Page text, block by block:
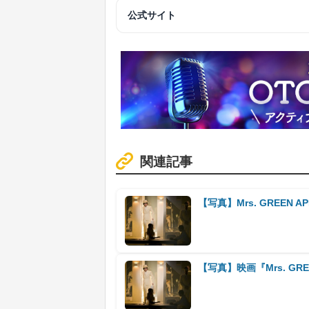
公式サイト
関連記事
【写真】Mrs. GREEN
【写真】映画『Mrs.